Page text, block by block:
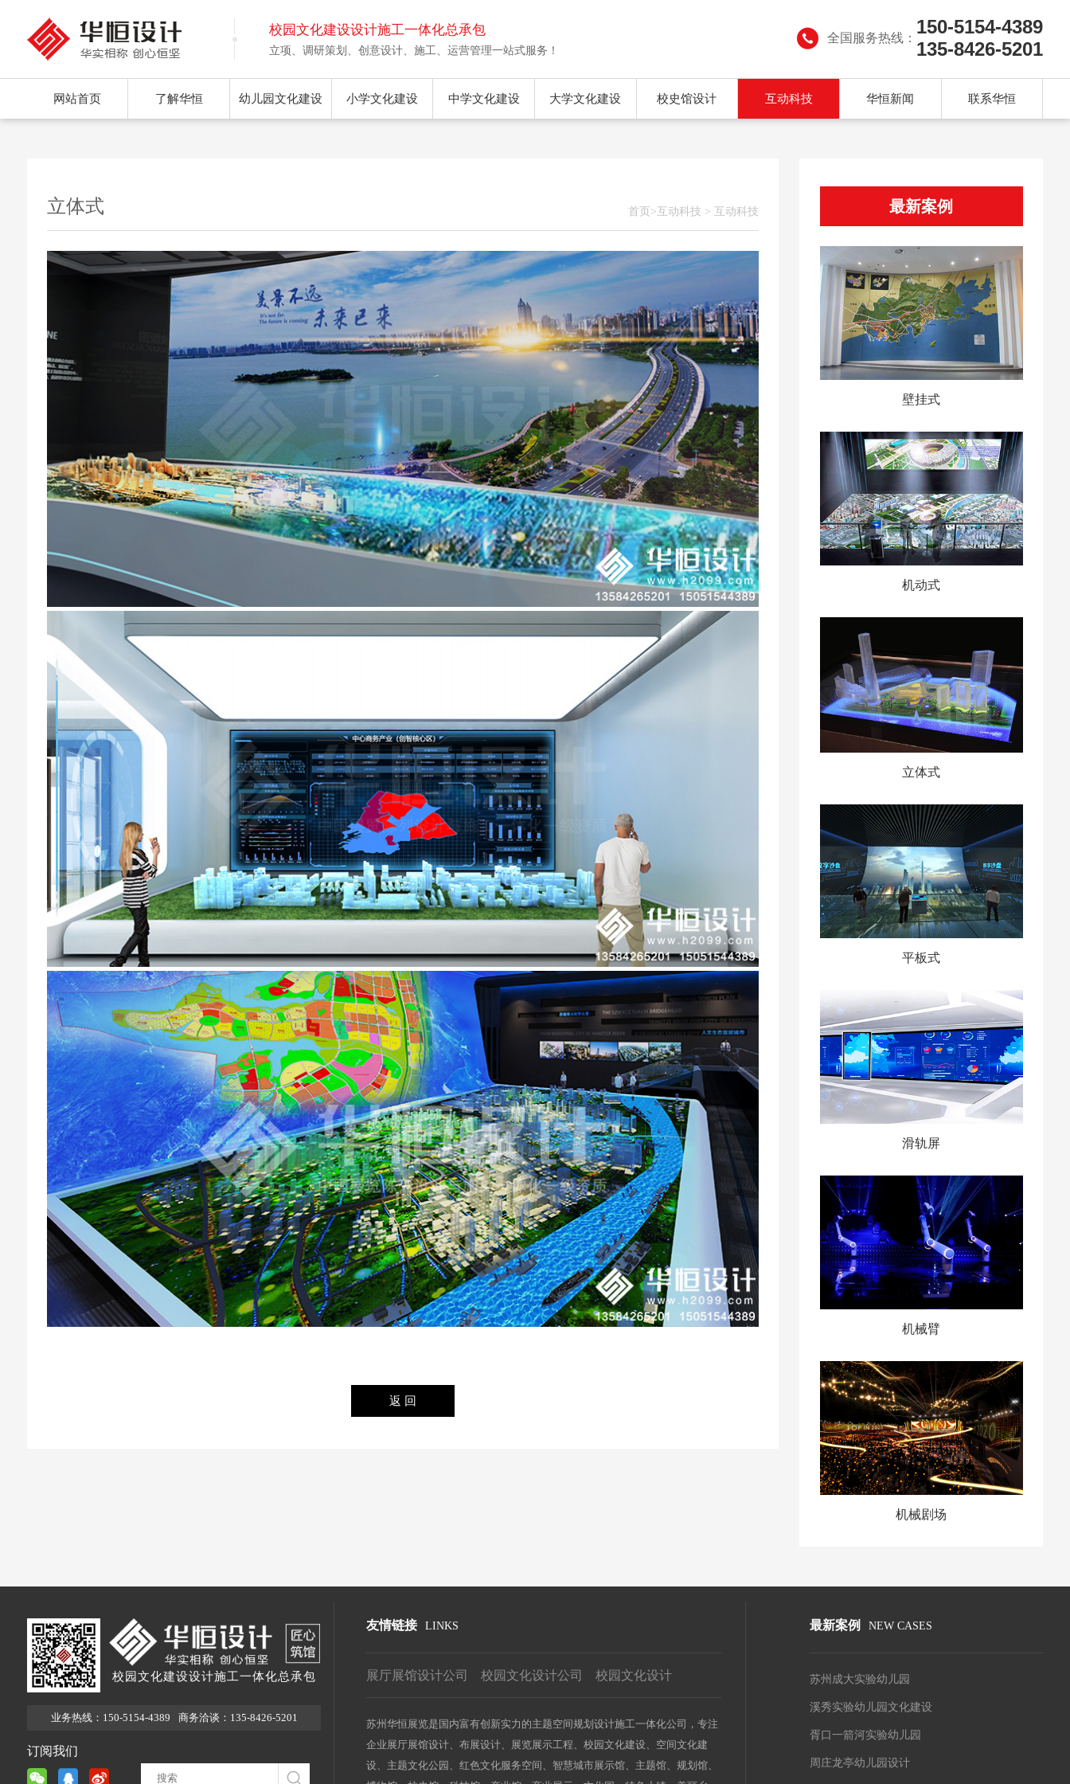
校园文化建设设计施工一体化总承包
立项、调研策划、创意设计、施工、运营管理一站式服务！
全国服务热线：
150-5154-4389
135-8426-5201
网站首页 了解华恒 幼儿园文化建设 小学文化建设 中学文化建设 大学文化建设 校史馆设计 互动科技 华恒新闻 联系华恒
立体式 首页 > 互动科技 > 互动科技 最新案例
壁挂式
机动式
立体式
平板式
滑轨屏
机械臂
机械剧场
校园文化建设设计施工一体化总承包
业务热线：150-5154-4389 商务洽谈：135-8426-5201
订阅我们
友情链接 LINKS
展厅展馆设计公司 校园文化设计公司 校园文化设计
苏州华恒展览是国内富有创新实力的主题空间规划设计施工一体化公司，专注
企业展厅展馆设计、布展设计、展览展示工程、校园文化建设、空间文化建
设、主题文化公园、红色文化服务空间、智慧城市展示馆、主题馆、规划馆、
最新案例 NEW CASES
苏州成大实验幼儿园
溪秀实验幼儿园文化建设
胥口一箭河实验幼儿园
周庄龙亭幼儿园设计